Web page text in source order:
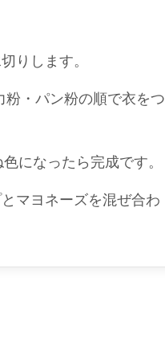
りします。
・パン粉の順で衣をつ
になったら完成です。
マヨネーズを混ぜ合わ